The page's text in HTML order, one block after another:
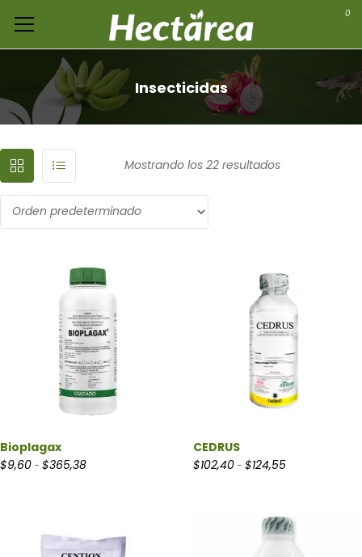
0
Insecticidas
Mostrando los 22 resultados
Bioplagax
$9,60- $365,38Rango de precios: desde $9,60 hasta $365,38
CEDRUS
$102,40- $124,55Rango de